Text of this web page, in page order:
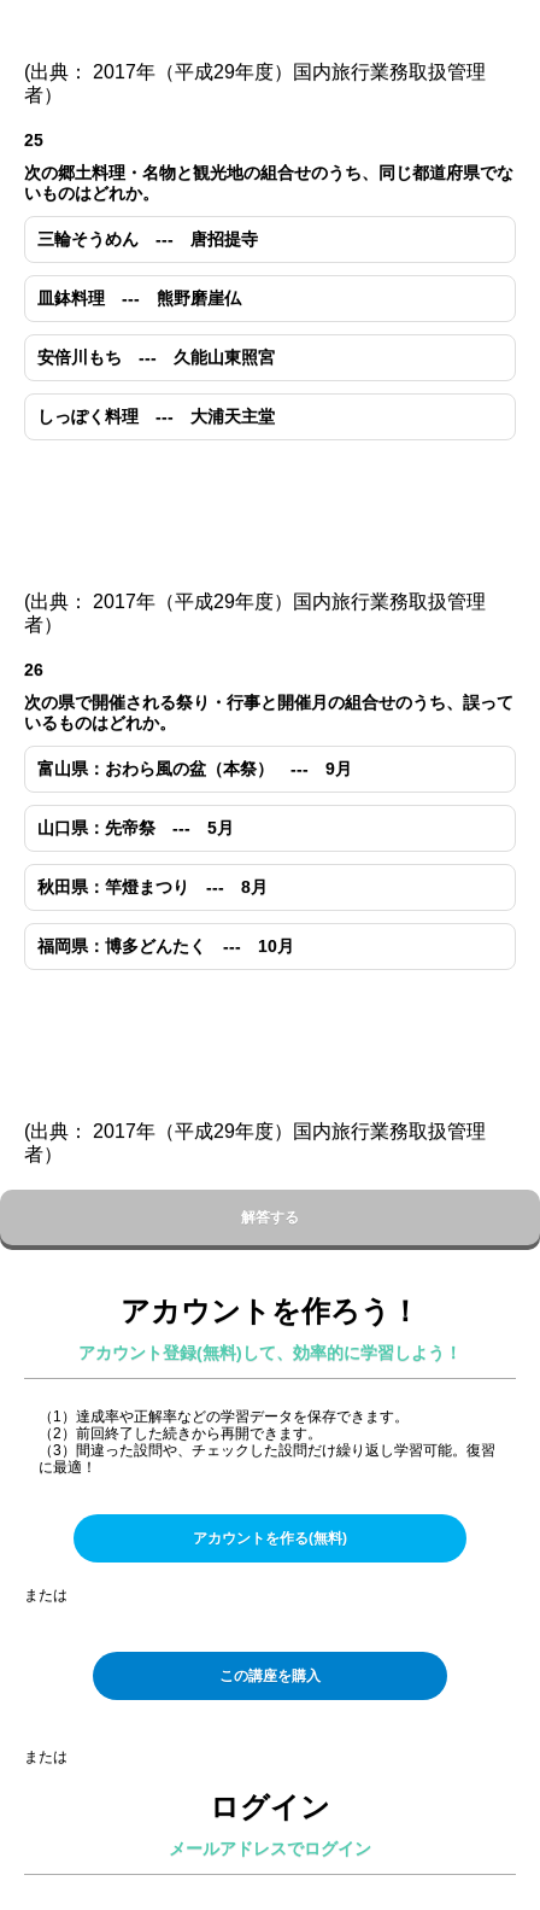
(出典： 2017年（平成29年度）国内旅行業務取扱管理
者）
25
次の郷土料理・名物と観光地の組合せのうち、同じ都道府県でな
いものはどれか。
三輪そうめん --- 唐招提寺
皿鉢料理 --- 熊野磨崖仏
安倍川もち --- 久能山東照宮
しっぽく料理 --- 大浦天主堂
(出典： 2017年（平成29年度）国内旅行業務取扱管理
者）
26
次の県で開催される祭り・行事と開催月の組合せのうち、誤って
いるものはどれか。
富山県：おわら風の盆（本祭） --- 9月
山口県：先帝祭 --- 5月
秋田県：竿燈まつり --- 8月
福岡県：博多どんたく --- 10月
(出典： 2017年（平成29年度）国内旅行業務取扱管理
者）
解答する
アカウントを作ろう！
アカウント登録(無料)して、効率的に学習しよう！
（1）達成率や正解率などの学習データを保存できます。
（2）前回終了した続きから再開できます。
（3）間違った設問や、チェックした設問だけ繰り返し学習可能。復習
に最適！
アカウントを作る(無料)
または
この講座を購入
または
ログイン
メールアドレスでログイン